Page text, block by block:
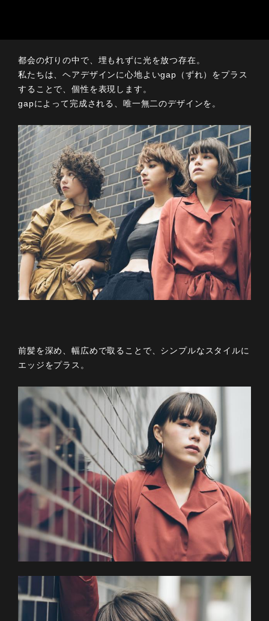
都会の灯りの中で、埋もれずに光を放つ存在。
私たちは、ヘアデザインに心地よいgap（ずれ）をプラス
することで、個性を表現します。
gapによって完成される、唯一無二のデザインを。
前髪を深め、幅広めで取ることで、シンプルなスタイルに
エッジをプラス。